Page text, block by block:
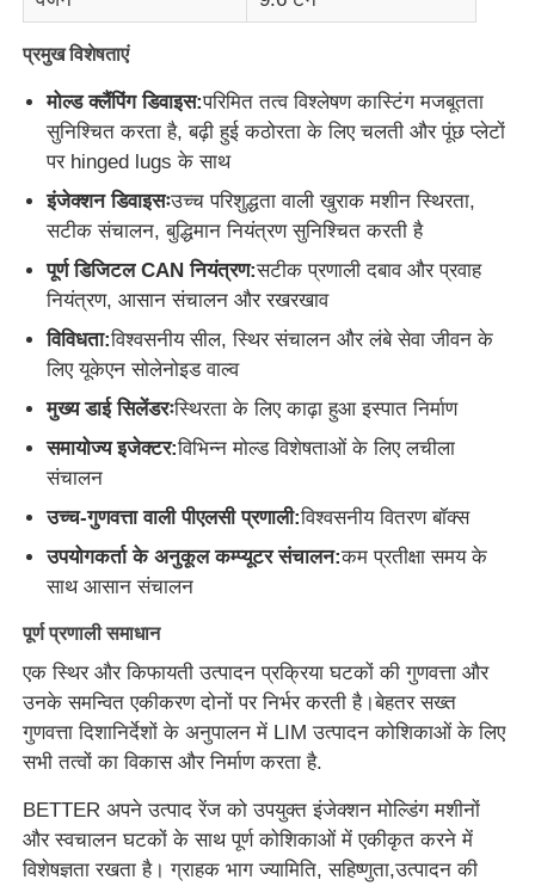
फैक्टरी यात्रा
गुणवत्ता नियंत्रण
हमसे संपर्क करें
समाचार
सभी मामलों
एक बोली का अनुरोध
एलएसआर इंजेक्शन मोल्डिंग मशीन
सिलिकॉन इंजेक्शन मोल्डिंग मशीन
एलएसआर खुराक प्रणाली
ओवरमोल्डिंग मशीन
इंजेक्शन मोल्डिंग मशीन के सामान
प्रमुख विशेषताएं
मोल्ड क्लैंपिंग डिवाइस:परिमित तत्व विश्लेषण कास्टिंग मजबूतता
सुनिश्चित करता है, बढ़ी हुई कठोरता के लिए चलती और पूंछ प्लेटों
पर hinged lugs के साथ
इंजेक्शन डिवाइसःउच्च परिशुद्धता वाली खुराक मशीन स्थिरता,
सटीक संचालन, बुद्धिमान नियंत्रण सुनिश्चित करती है
पूर्ण डिजिटल CAN नियंत्रण:सटीक प्रणाली दबाव और प्रवाह
नियंत्रण, आसान संचालन और रखरखाव
विविधता:विश्वसनीय सील, स्थिर संचालन और लंबे सेवा जीवन के
लिए यूकेएन सोलेनोइड वाल्व
मुख्य डाई सिलेंडरःस्थिरता के लिए काढ़ा हुआ इस्पात निर्माण
समायोज्य इजेक्टर:विभिन्न मोल्ड विशेषताओं के लिए लचीला
संचालन
उच्च-गुणवत्ता वाली पीएलसी प्रणाली:विश्वसनीय वितरण बॉक्स
उपयोगकर्ता के अनुकूल कम्प्यूटर संचालन:कम प्रतीक्षा समय के
साथ आसान संचालन
पूर्ण प्रणाली समाधान
एक स्थिर और किफायती उत्पादन प्रक्रिया घटकों की गुणवत्ता और
उनके समन्वित एकीकरण दोनों पर निर्भर करती है।बेहतर सख्त
गुणवत्ता दिशानिर्देशों के अनुपालन में LIM उत्पादन कोशिकाओं के लिए
सभी तत्वों का विकास और निर्माण करता है.
BETTER अपने उत्पाद रेंज को उपयुक्त इंजेक्शन मोल्डिंग मशीनों
और स्वचालन घटकों के साथ पूर्ण कोशिकाओं में एकीकृत करने में
विशेषज्ञता रखता है। ग्राहक भाग ज्यामिति, सहिष्णुता,उत्पादन की